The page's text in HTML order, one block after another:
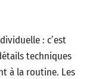
: c’est
techniques
à la routine. Les